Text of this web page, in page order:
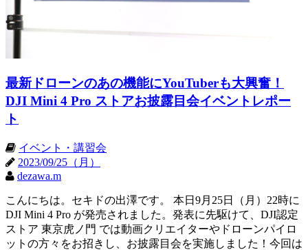
最新ドローンのあの機能にYouTuberも大興奮！
DJI Mini 4 Pro ストアお披露目会イベントレポー
ト
イベント・講習会
2023/09/25（月）
dezawa.m
こんにちは。セキドの出澤です。 本日9月25日（月）22時に
DJI Mini 4 Pro が発売されました。発表に先駆けて、DJI認定
ストア 東京虎ノ門 では動画クリエイターやドローンパイロ
ットの方々をお招きし、お披露目会を実施しました！今回は